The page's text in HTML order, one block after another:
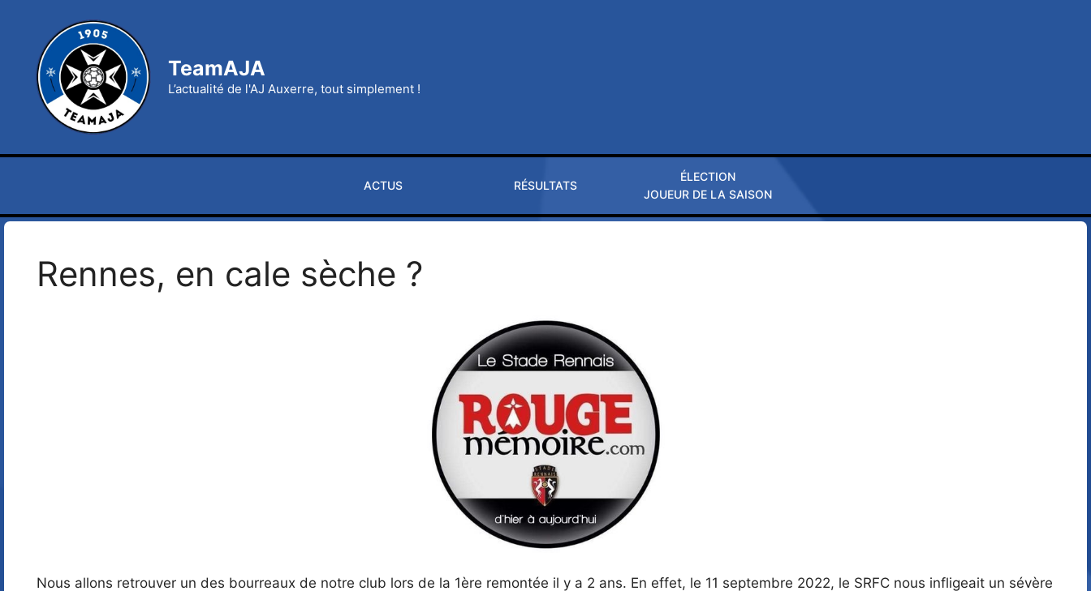
contenu
TeamAJA
L’actualité de l'AJ Auxerre, tout simplement !
ACTUS RÉSULTATS
ÉLECTION
JOUEUR DE LA SAISON
Rennes, en cale sèche ?
Nous allons retrouver un des bourreaux de notre club lors de la 1ère remontée il y a 2 ans. En effet, le 11 septembre 2022, le SRFC nous infligeait un sévère